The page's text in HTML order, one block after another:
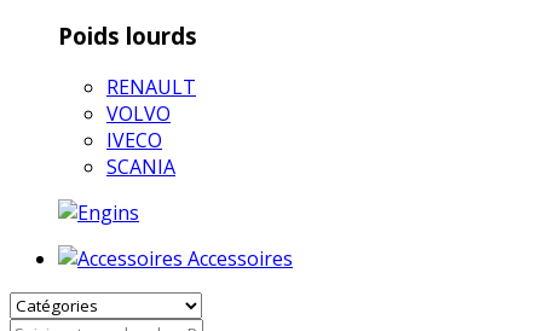
Poids lourds
RENAULT
VOLVO
IVECO
SCANIA
Accessoires